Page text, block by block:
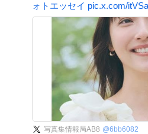
ォトエッセイ pic.x.com/
写真集情報局AB8 @6bb6082